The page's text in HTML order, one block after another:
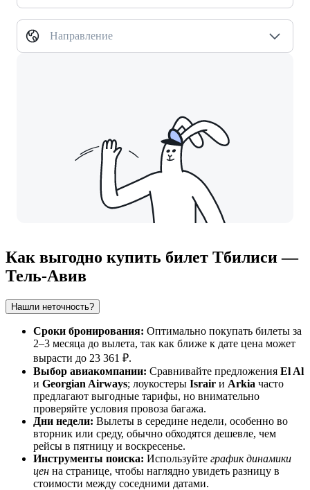
Направление
Как выгодно купить билет Тбилиси —
Тель-Авив
Нашли неточность?
Сроки бронирования: Оптимально покупать билеты за
2–3 месяца до вылета, так как ближе к дате цена может
вырасти до 23 361 ₽.
Выбор авиакомпании: Сравнивайте предложения El Al
и Georgian Airways; лоукостеры Israir и Arkia часто
предлагают выгодные тарифы, но внимательно
проверяйте условия провоза багажа.
Дни недели: Вылеты в середине недели, особенно во
вторник или среду, обычно обходятся дешевле, чем
рейсы в пятницу и воскресенье.
Инструменты поиска: Используйте график динамики
цен на странице, чтобы наглядно увидеть разницу в
стоимости между соседними датами.